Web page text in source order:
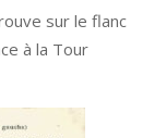
sur le flanc
à la Tour